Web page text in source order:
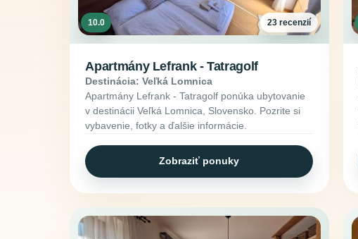
10.0 23 recenzií
Apartmány Lefrank - Tatragolf
Destinácia: Veľká Lomnica
Apartmány Lefrank - Tatragolf ponúka ubytovanie
v destinácii Veľká Lomnica, Slovensko. Pozrite si
vybavenie, fotky a ďalšie informácie.
Zobraziť ponuky